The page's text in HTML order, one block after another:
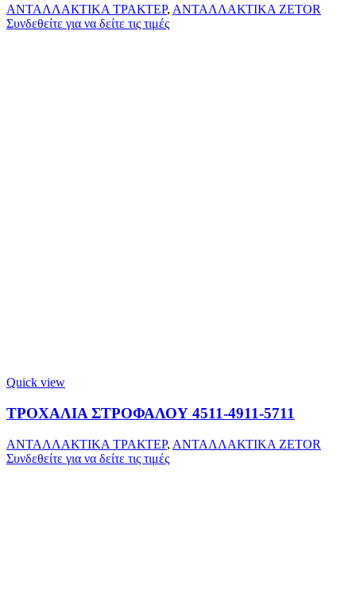
ΑΝΤΑΛΛΑΚΤΙΚΑ ΤΡΑΚΤΕΡ, ΑΝΤΑΛΛΑΚΤΙΚΑ ZETOR
Συνδεθείτε για να δείτε τις τιμές
Quick view
ΤΡΟΧΑΛΙΑ ΣΤΡΟΦΑΛΟΥ 4511-4911-5711
ΑΝΤΑΛΛΑΚΤΙΚΑ ΤΡΑΚΤΕΡ, ΑΝΤΑΛΛΑΚΤΙΚΑ ZETOR
Συνδεθείτε για να δείτε τις τιμές